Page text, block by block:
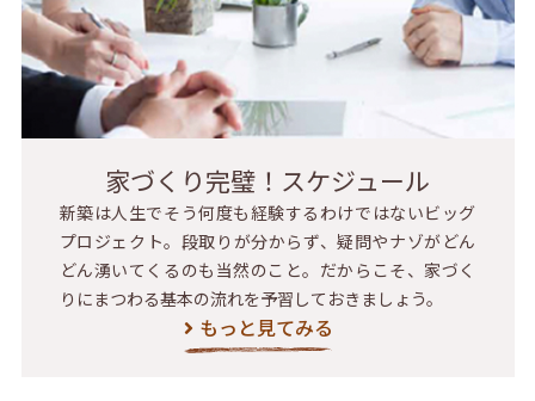
家づくり完璧！スケジュール
新築は人生でそう何度も経験するわけではないビッグ
プロジェクト。段取りが分からず、疑問やナゾがどん
どん湧いてくるのも当然のこと。だからこそ、家づく
りにまつわる基本の流れを予習しておきましょう。
もっと見てみる